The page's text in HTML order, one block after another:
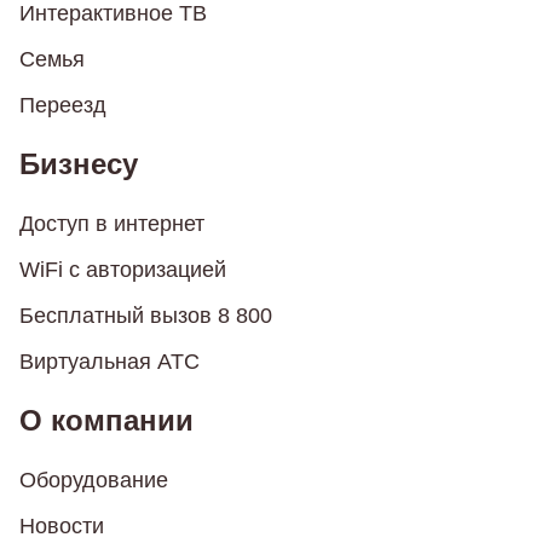
Интерактивное ТВ
Семья
Переезд
Бизнесу
Доступ в интернет
WiFi с авторизацией
Бесплатный вызов 8 800
Виртуальная АТС
О компании
Оборудование
Новости